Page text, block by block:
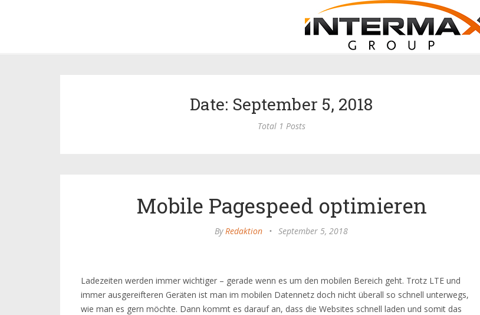
Date: September 5, 2018
Total 1 Posts
Mobile Pagespeed optimieren
ByRedaktion • September 5, 2018
Ladezeiten werden immer wichtiger – gerade wenn es um den mobilen Bereich geht. Trotz LTE und
immer ausgereifteren Geräten ist man im mobilen Datennetz doch nicht überall so schnell unterwegs,
wie man es gern möchte. Dann kommt es darauf an, dass die Websites schnell laden und somit das